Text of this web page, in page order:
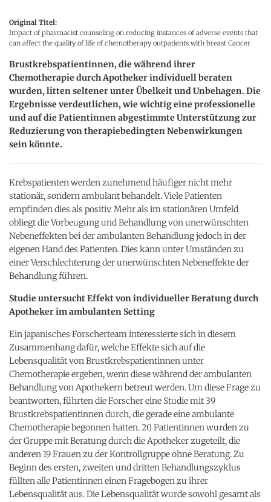
Original Titel:
Impact of pharmacist counseling on reducing instances of adverse events that
can affect the quality of life of chemotherapy outpatients with breast Cancer
Brustkrebspatientinnen, die während ihrer
Chemotherapie durch Apotheker individuell beraten
wurden, litten seltener unter Übelkeit und Unbehagen. Die
Ergebnisse verdeutlichen, wie wichtig eine professionelle
und auf die Patientinnen abgestimmte Unterstützung zur
Reduzierung von therapiebedingten Nebenwirkungen
sein könnte.
Krebspatienten werden zunehmend häufiger nicht mehr
stationär, sondern ambulant behandelt. Viele Patienten
empfinden dies als positiv. Mehr als im stationären Umfeld
obliegt die Vorbeugung und Behandlung von unerwünschten
Nebeneffekten bei der ambulanten Behandlung jedoch in der
eigenen Hand des Patienten. Dies kann unter Umständen zu
einer Verschlechterung der unerwünschten Nebeneffekte der
Behandlung führen.
Studie untersucht Effekt von individueller Beratung durch
Apotheker im ambulanten Setting
Ein japanisches Forscherteam interessierte sich in diesem
Zusammenhang dafür, welche Effekte sich auf die
Lebensqualität von Brustkrebspatientinnen unter
Chemotherapie ergeben, wenn diese während der ambulanten
Behandlung von Apothekern betreut werden. Um diese Frage zu
beantworten, führten die Forscher eine Studie mit 39
Brustkrebspatientinnen durch, die gerade eine ambulante
Chemotherapie begonnen hatten. 20 Patientinnen wurden zu
der Gruppe mit Beratung durch die Apotheker zugeteilt, die
anderen 19 Frauen zu der Kontrollgruppe ohne Beratung. Zu
Beginn des ersten, zweiten und dritten Behandlungszyklus
füllten alle Patientinnen einen Fragebogen zu ihrer
Lebensqualität aus. Die Lebensqualität wurde sowohl gesamt als